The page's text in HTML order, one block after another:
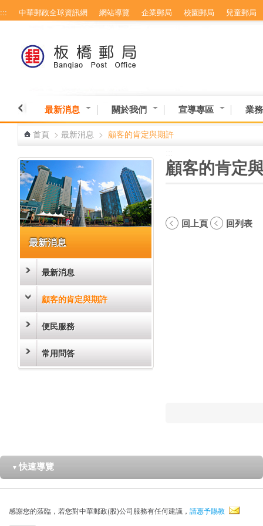
跳到主要內容區塊
::: 中華郵政全球資訊網 網站導覽 企業郵局 校園郵局 兒童郵局
最新消息 關於我們 宣導專區 業
首頁 > 最新消息 > 顧客的肯定與期許
最新消息
最新消息
顧客的肯定與期許
便民服務
常用問答
顧客的肯定
回上頁 回列表
▼ 快速導覽
感謝您的蒞臨，若您對中華郵政(股)公司服務有任何建議， 請惠予賜教